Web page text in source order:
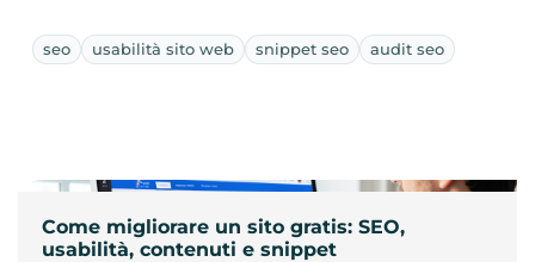
seo usabilità sito web snippet seo audit seo
Come migliorare un sito gratis: SEO,
usabilità, contenuti e snippet